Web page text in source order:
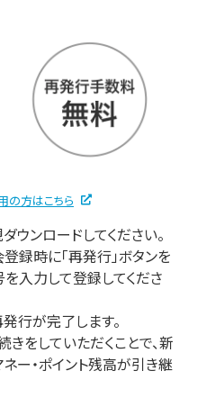
の方はこちら
ウンロードしてください。
録時に「再発行」ボタンを
入力して登録してくださ
行が完了します。
をしていただくことで、新
ー・ポイント残高が引き継